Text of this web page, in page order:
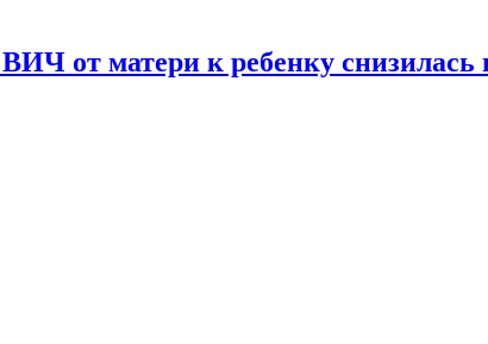
от матери к ребенку снизилась